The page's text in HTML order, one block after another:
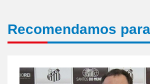
Recomendamos